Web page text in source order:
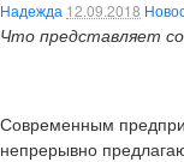
Надежда 12.09.2018
Что представляет
Современным
непрерывно